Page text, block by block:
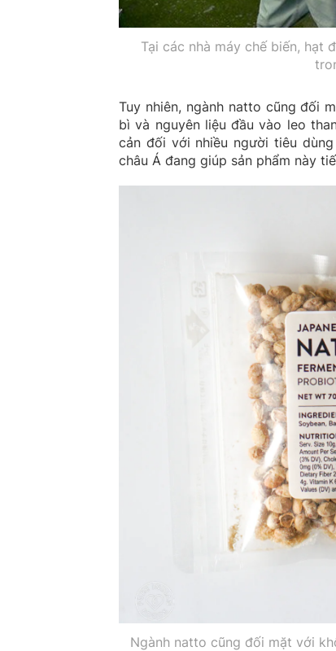
Tại các nhà máy chế biến, hạt
Tuy nhiên, ngành natto cũng đối
bì và nguyên liệu đầu vào leo
cản đối với nhiều người tiêu
châu Á đang giúp sản phẩm này
Ngành natto cũng đối mặt với